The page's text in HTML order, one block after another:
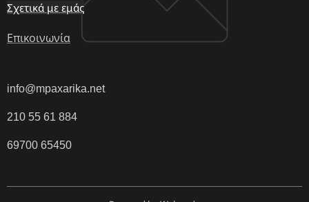
Σχετικά με εμάς
Επικοινωνία
info@mpaxarika.net
210 55 61 884
69700 65450